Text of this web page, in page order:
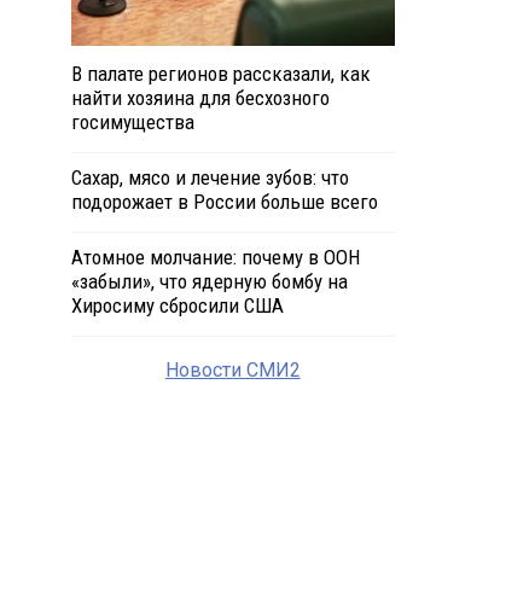
В палате регионов рассказали, как
найти хозяина для бесхозного
госимущества
Сахар, мясо и лечение зубов: что
подорожает в России больше всего
Атомное молчание: почему в ООН
«забыли», что ядерную бомбу на
Хиросиму сбросили США
Новости СМИ2